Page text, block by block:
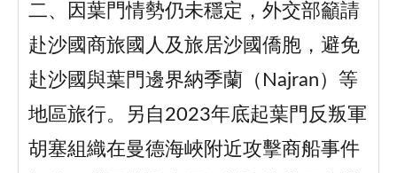
二、因葉門情勢仍未穩定，外交部籲請
赴沙國商旅國人及旅居沙國僑胞，避免
赴沙國與葉門邊界納季蘭（Najran）等
地區旅行。另自2023年底起葉門反叛軍
胡塞組織在曼德海峽附近攻擊商船事件